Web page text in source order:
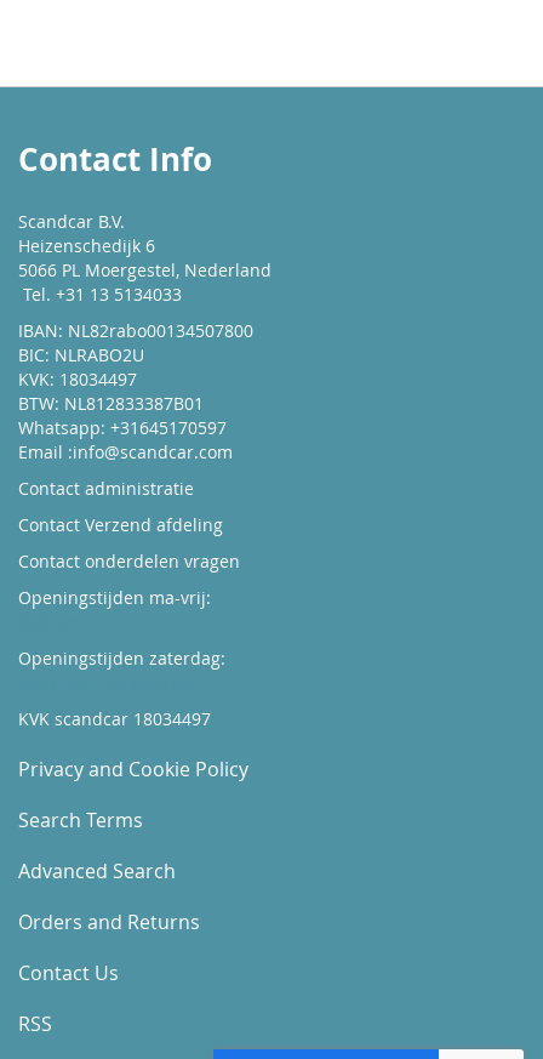
Contact Info
Scandcar B.V.
Heizenschedijk 6
5066 PL Moergestel, Nederland
Tel. +31 13 5134033
IBAN: NL82rabo00134507800
BIC: NLRABO2U
KVK: 18034497
BTW: NL812833387B01
Whatsapp: +31645170597
Email :info@scandcar.com
Contact administratie
Contact Verzend afdeling
Contact onderdelen vragen
Openingstijden ma-vrij:
Openingstijden zaterdag:
KVK scandcar 18034497
Privacy and Cookie Policy
Search Terms
Advanced Search
Orders and Returns
Contact Us
RSS